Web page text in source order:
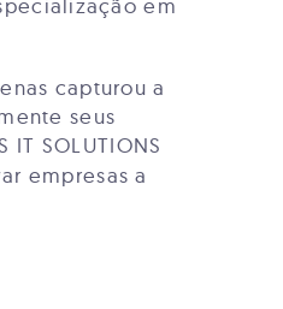
em
capturou a
seus
IT SOLUTIONS
empresas a